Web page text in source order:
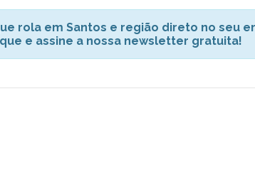
rola em Santos e região direto no seu
e assine a nossa newsletter gratuita!